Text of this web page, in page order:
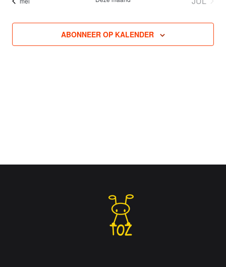
ABONNEER OP KALENDER